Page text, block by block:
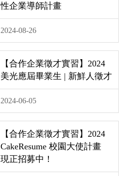
性企業導師計畫
2024-08-26
【合作企業徵才實習】2024
美光應屆畢業生 | 新鮮人徵才
2024-06-05
【合作企業徵才實習】2024
CakeResume 校園大使計畫
現正招募中！